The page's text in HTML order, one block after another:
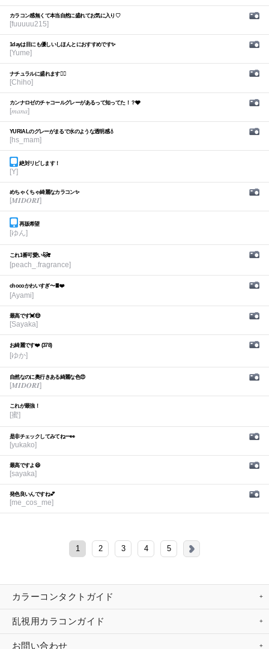
カラコン感無くて本当自然に盛れてお気に入り♡
[fuuuuu215]
1dayは目にも優しいしほんとにおすすめです✨
[Yume]
ナチュラルに盛れます🙆‍♀️
[Chiho]
カンナロゼのチャコールグレーがあるって知ってた！？🩶
[𝑚𝑎𝑛𝑎]
YURIALのグレーがまるで水のような透明感💧
[hs_mam]
絶対リピします！
[Y]
めちゃくちゃ綺麗なカラコン✨
[𝑴𝑰𝑫𝑶𝑹𝑰]
再販希望
[ゆん]
これ1番可愛い🐱❣️
[peach_.fragrance]
chocoかわいすぎ〜🍫❤️
[Ayami]
最高です💓😍
[Sayaka]
お綺麗です❤️ (378)
[ゆか]
自然なのに奥行きある綺麗な色😍
[𝑴𝑰𝑫𝑶𝑹𝑰]
これが最強！
[蜜]
是非チェックしてみてねー👀
[yukako]
最高ですよ😆
[sayaka]
発色良いんですね💕︎
[me_cos_me]
1 2 3 4 5
カラーコンタクトガイド
乱視用カラコンガイド
お問い合わせ